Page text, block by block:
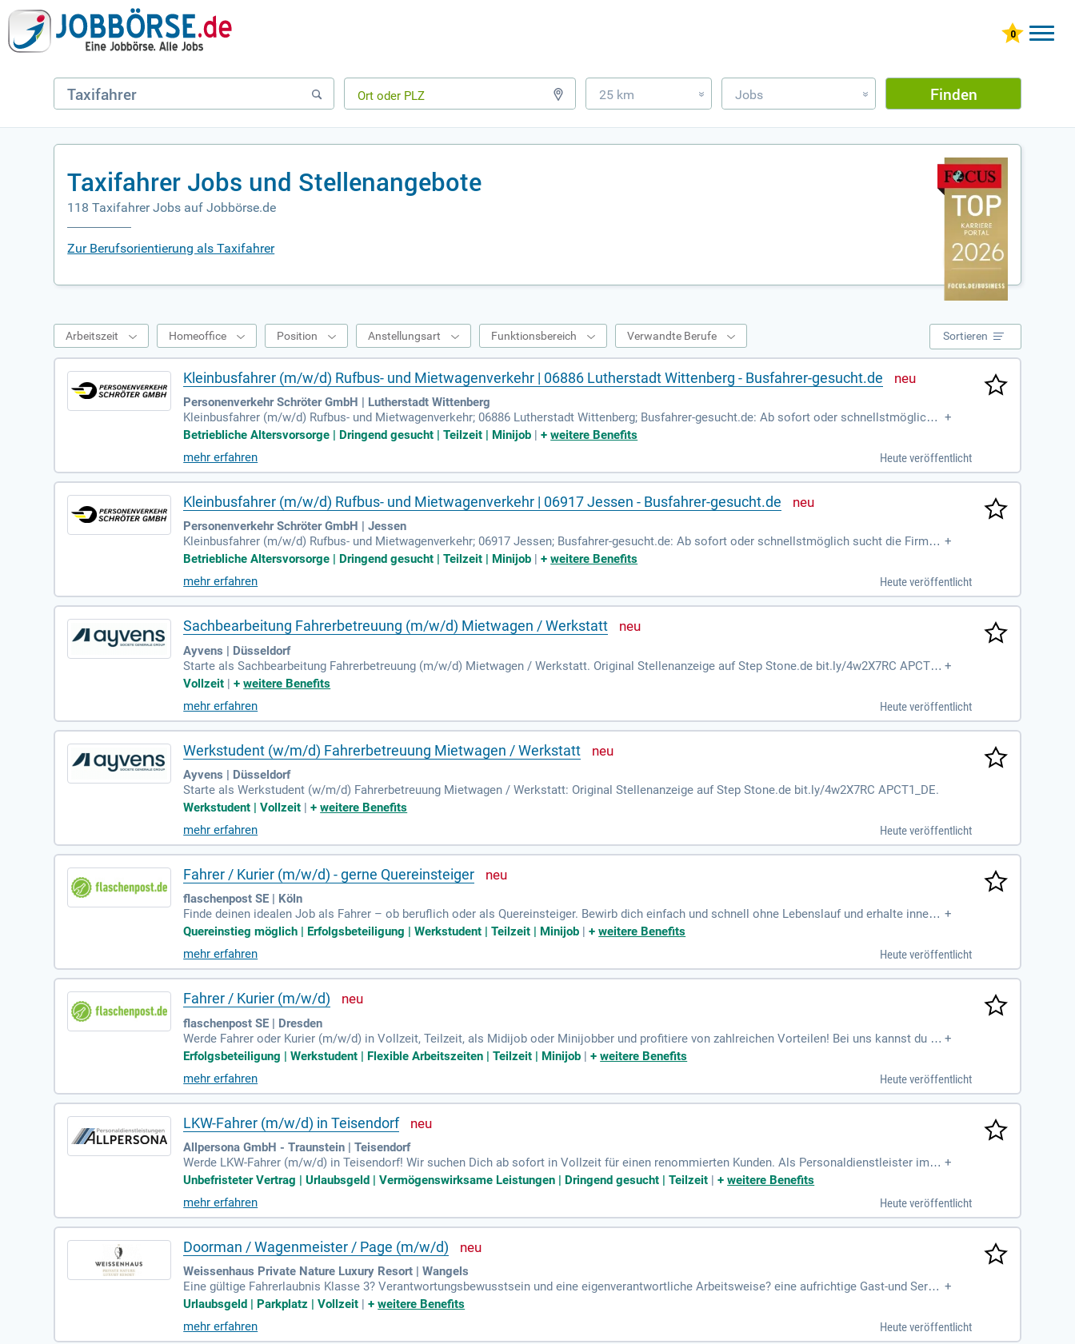
25 km » Jobs » Finden
Taxifahrer Jobs und Stellenangebote
118 Taxifahrer Jobs auf Jobbörse.de
Zur Berufsorientierung als Taxifahrer
Arbeitszeit Homeoffice Position Anstellungsart Funktionsbereich Verwandte Berufe Sortieren
Kleinbusfahrer (m/w/d) Rufbus- und Mietwagenverkehr | 06886 Lutherstadt Wittenberg - Busfahrer-gesucht.de
Personenverkehr Schröter GmbH | Lutherstadt Wittenberg
Kleinbusfahrer (m/w/d) Rufbus- und Mietwagenverkehr; 06886 Lutherstadt Wittenberg; Busfahrer-gesucht.de: Ab sofort oder schnellstmöglich s
ucht die Firma Personenverkehr Schröter GmbH Kleinbusfahrer (m/w/d) in 06886 Lutherstadt Wittenberg für den Rufbus
+
Betriebliche Altersvorsorge | Dringend gesucht | Teilzeit | Minijob |+weitere Benefits
mehr erfahren
Heute veröffentlicht
Kleinbusfahrer (m/w/d) Rufbus- und Mietwagenverkehr | 06917 Jessen - Busfahrer-gesucht.de
Personenverkehr Schröter GmbH | Jessen
Kleinbusfahrer (m/w/d) Rufbus- und Mietwagenverkehr; 06917 Jessen; Busfahrer-gesucht.de: Ab sofort oder schnellstmöglich sucht die Firma
Personenverkehr Schröter GmbH Kleinbusfahrer (m/w/d) in 06917 Jessen für den Rufbus- und Mietwagenverkehr.
+
Betriebliche Altersvorsorge | Dringend gesucht | Teilzeit | Minijob |+weitere Benefits
mehr erfahren
Heute veröffentlicht
Sachbearbeitung Fahrerbetreuung (m/w/d) Mietwagen / Werkstatt
Ayvens | Düsseldorf
Starte als Sachbearbeitung Fahrerbetreuung (m/w/d) Mietwagen / Werkstatt. Original Stellenanzeige auf Step Stone.de bit.ly/4w2X7RC APCT1_
DE.
+
Vollzeit |+weitere Benefits
mehr erfahren
Heute veröffentlicht
Werkstudent (w/m/d) Fahrerbetreuung Mietwagen / Werkstatt
Ayvens | Düsseldorf
Starte als Werkstudent (w/m/d) Fahrerbetreuung Mietwagen / Werkstatt: Original Stellenanzeige auf Step Stone.de bit.ly/4w2X7RC APCT1_DE.
Werkstudent | Vollzeit |+weitere Benefits
mehr erfahren
Heute veröffentlicht
Fahrer / Kurier (m/w/d) - gerne Quereinsteiger
flaschenpost SE | Köln
Finde deinen idealen Job als Fahrer – ob beruflich oder als Quereinsteiger. Bewirb dich einfach und schnell ohne Lebenslauf und erhalte innerh
alb von 24 Stunden deinen Arbeitsvertrag. Starte mit einem attraktiven Stundenlohn von 14,20 € und steigere dein Gehalt in nur drei Monaten au
n krisensicheren Arbeitsplatz und verschiedene Vertragsarten, darunter Minijob, Teilzeit oder Vollzeit. Sichere dir jetzt deine Zukunft als Fahrer
– direkt bei uns!
+
Quereinstieg möglich | Erfolgsbeteiligung | Werkstudent | Teilzeit | Minijob |+weitere Benefits
mehr erfahren
Heute veröffentlicht
Fahrer / Kurier (m/w/d)
flaschenpost SE | Dresden
Werde Fahrer oder Kurier (m/w/d) in Vollzeit, Teilzeit, als Midijob oder Minijobber und profitiere von zahlreichen Vorteilen! Bei uns kannst du di
ch schnell und unkompliziert ohne Lebenslauf bewerben. Innerhalb von 24 Stunden erhältst du deinen Arbeitsvertrag. Starte mit einem Stundenl
ohn von 14,00 EUR, der nach drei Monaten auf bis zu 17,00 EUR steigen kann. Wir bieten flexible Schichten, die sich deinem Alltag anpassen, w
ähle zwischen 3-, 6- und 9-Stunden-Schichten. Genieße die Sicherheit eines stabilen Arbeitgebers und die Wahl zwischen verschiedenen Vertrag
sarten!
+
Erfolgsbeteiligung | Werkstudent | Flexible Arbeitszeiten | Teilzeit | Minijob |+weitere Benefits
mehr erfahren
Heute veröffentlicht
LKW-Fahrer (m/w/d) in Teisendorf
Allpersona GmbH - Traunstein | Teisendorf
Werde LKW-Fahrer (m/w/d) in Teisendorf! Wir suchen Dich ab sofort in Vollzeit für einen renommierten Kunden. Als Personaldienstleister im g
ewerblichen und kaufmännischen Bereich bieten wir attraktive Jobs. Deine Aufgaben umfassen die Belieferung von Privat- und Geschäftskunde
n, die Be- und Entladung des Fahrzeugs sowie die Rücknahme von Leergut. Du bringst Begeisterung für den Vertrieb und Freude am Umgang mit
Menschen mit. Bewirb Dich jetzt und starte Deine Karriere als LKW-Fahrer in einem dynamischen Team!
+
Unbefristeter Vertrag | Urlaubsgeld | Vermögenswirksame Leistungen | Dringend gesucht | Teilzeit |+weitere Benefits
mehr erfahren
Heute veröffentlicht
Doorman / Wagenmeister / Page (m/w/d)
Weissenhaus Private Nature Luxury Resort | Wangels
Eine gültige Fahrerlaubnis Klasse 3? Verantwortungsbewusstsein und eine eigenverantwortliche Arbeitsweise? eine aufrichtige Gast-und Servic
eorientierung? Kommunikations- und Teamfähigkeit?
+
Urlaubsgeld | Parkplatz | Vollzeit |+weitere Benefits
mehr erfahren
Heute veröffentlicht